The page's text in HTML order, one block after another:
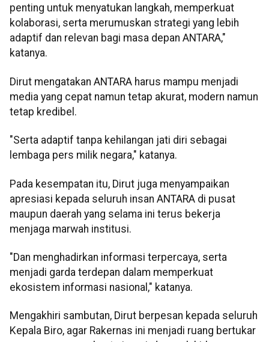
penting untuk menyatukan langkah, memperkuat
kolaborasi, serta merumuskan strategi yang lebih
adaptif dan relevan bagi masa depan ANTARA,"
katanya.
Dirut mengatakan ANTARA harus mampu menjadi
media yang cepat namun tetap akurat, modern namun
tetap kredibel.
"Serta adaptif tanpa kehilangan jati diri sebagai
lembaga pers milik negara," katanya.
Pada kesempatan itu, Dirut juga menyampaikan
apresiasi kepada seluruh insan ANTARA di pusat
maupun daerah yang selama ini terus bekerja
menjaga marwah institusi.
"Dan menghadirkan informasi terpercaya, serta
menjadi garda terdepan dalam memperkuat
ekosistem informasi nasional," katanya.
Mengakhiri sambutan, Dirut berpesan kepada seluruh
Kepala Biro, agar Rakernas ini menjadi ruang bertukar